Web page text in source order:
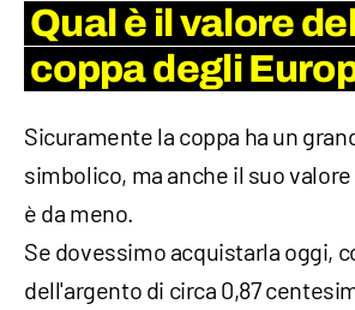
Qual è il valore
coppa degli
Sicuramente la coppa ha un
simbolico, ma anche il suo
è da meno.
Se dovessimo acquistarla oggi,
dell'argento di circa 0,87